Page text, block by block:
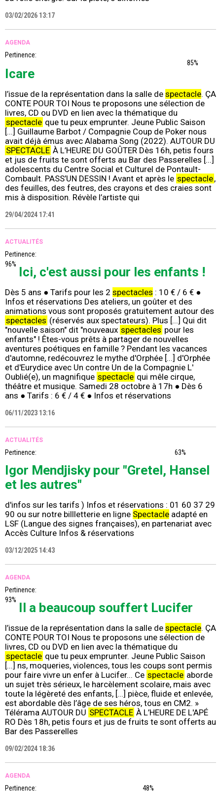
03/02/2026 13:17
AGENDA
Pertinence:
85%
Icare
l’issue de la représentation dans la salle de spectacle. ÇA
CONTE POUR TOI Nous te proposons une sélection de
livres, CD ou DVD en lien avec la thématique du
spectacle que tu peux emprunter. Jeune Public Saison
[...] Guillaume Barbot / Compagnie Coup de Poker nous
avait déjà émus avec Alabama Song (2022). AUTOUR DU
SPECTACLE À L’HEURE DU GOÛTER Dès 16h, petis fours
et jus de fruits te sont offerts au Bar des Passerelles [...]
adolescents du Centre Social et Culturel de Pontault-
Combault. PASS’UN DESSIN ! Avant et après le spectacle,
des feuilles, des feutres, des crayons et des craies sont
mis à disposition. Révèle l’artiste qui
29/04/2024 17:41
ACTUALITÉS
Pertinence:
96%
Ici, c'est aussi pour les enfants !
Dès 5 ans ● Tarifs pour les 2 spectacles : 10 € / 6 € ●
Infos et réservations Des ateliers, un goûter et des
animations vous sont proposés gratuitement autour des
spectacles (réservés aux spectateurs). Plus [...] Qui dit
"nouvelle saison" dit "nouveaux spectacles pour les
enfants" ! Êtes-vous prêts à partager de nouvelles
aventures poétiques en famille ? Pendant les vacances
d'automne, redécouvrez le mythe d'Orphée [...] d'Orphée
et d'Eurydice avec Un contre Un de la Compagnie L'
Oublié(e), un magnifique spectacle qui mêle cirque,
théâtre et musique. Samedi 28 octobre à 17h ● Dès 6
ans ● Tarifs : 6 € / 4 € ● Infos et réservations
06/11/2023 13:16
ACTUALITÉS
Pertinence: 63%
Igor Mendjisky pour "Gretel, Hansel
et les autres"
d'infos sur les tarifs ) Infos et réservations : 01 60 37 29
90 ou sur notre billletterie en ligne Spectacle adapté en
LSF (Langue des signes françaises), en partenariat avec
Accès Culture Infos & réservations
03/12/2025 14:43
AGENDA
Pertinence:
93%
Il a beaucoup souffert Lucifer
l’issue de la représentation dans la salle de spectacle. ÇA
CONTE POUR TOI Nous te proposons une sélection de
livres, CD ou DVD en lien avec la thématique du
spectacle que tu peux emprunter. Jeune Public Saison
[...] ns, moqueries, violences, tous les coups sont permis
pour faire vivre un enfer à Lucifer... Ce spectacle aborde
un sujet très sérieux, le harcèlement scolaire, mais avec
toute la légèreté des enfants, [...] pièce, fluide et enlevée,
est abordable dès l’âge de ses héros, tous en CM2. »
Télérama AUTOUR DU SPECTACLE À L’HEURE DE L'APÉ
RO Dès 18h, petis fours et jus de fruits te sont offerts au
Bar des Passerelles
09/02/2024 18:36
AGENDA
Pertinence: 48%